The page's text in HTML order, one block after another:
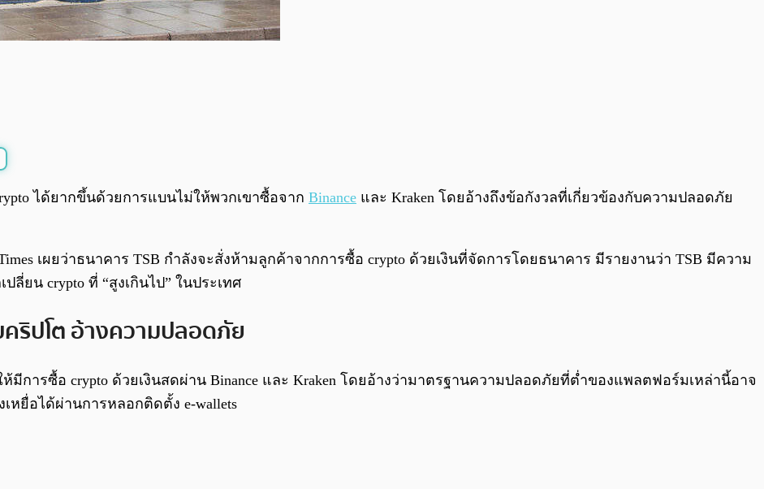
0:00
ได้ยากขึ้นด้วยการแบนไม่ให้พวกเขาซื้อจาก Binance และ Kraken โดยอ้างถึงข้อกังวลที่เกี่ยวข้องกับความปลอดภัย
เผยว่าธนาคาร TSB กำลังจะสั่งห้ามลูกค้าจากการซื้อ crypto ด้วยเงินที่จัดการโดยธนาคาร มีรายงานว่า TSB มีความ
ลี่ยน crypto ที่ “สูงเกินไป” ในประเทศ
ริปโต อ้างความปลอดภัย
ห้มีการซื้อ crypto ด้วยเงินสดผ่าน Binance และ Kraken โดยอ้างว่ามาตรฐานความปลอดภัยที่ต่ำของแพลตฟอร์มเหล่านี้อาจ
ยื่อได้ผ่านการหลอกติดตั้ง e-wallets